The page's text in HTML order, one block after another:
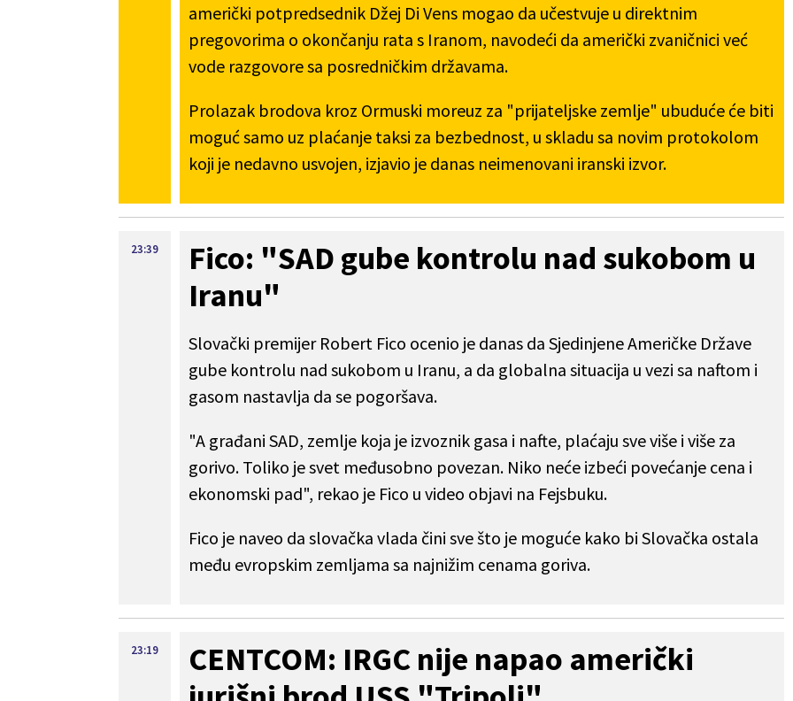
američki potpredsednik Džej Di Vens mogao da učestvuje u direktnim
pregovorima o okončanju rata s Iranom, navodeći da američki zvaničnici već
vode razgovore sa posredničkim državama.
Prolazak brodova kroz Ormuski moreuz za "prijateljske zemlje" ubuduće će biti
moguć samo uz plaćanje taksi za bezbednost, u skladu sa novim protokolom
koji je nedavno usvojen, izjavio je danas neimenovani iranski izvor.
23:39
Fico: "SAD gube kontrolu nad sukobom u
Iranu"
Slovački premijer Robert Fico ocenio je danas da Sjedinjene Američke Države
gube kontrolu nad sukobom u Iranu, a da globalna situacija u vezi sa naftom i
gasom nastavlja da se pogoršava.
"A građani SAD, zemlje koja je izvoznik gasa i nafte, plaćaju sve više i više za
gorivo. Toliko je svet međusobno povezan. Niko neće izbeći povećanje cena i
ekonomski pad", rekao je Fico u video objavi na Fejsbuku.
Fico je naveo da slovačka vlada čini sve što je moguće kako bi Slovačka ostala
među evropskim zemljama sa najnižim cenama goriva.
23:19
CENTCOM: IRGC nije napao američki